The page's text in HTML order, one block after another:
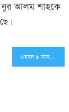
নুর আলম শাহকে
ওমানে ৯ মাস ধরে বেতন পাচ্ছেন না বাংলাদেশি ১৫০ শ্রমিক